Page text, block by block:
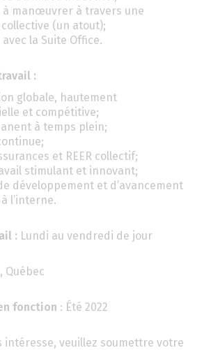
à manœuvrer à travers une
(un atout);
avec la Suite Office.
:
globale, hautement
et compétitive;
à temps plein;
et REER collectif;
stimulant et innovant;
développement et d’avancement
l’interne.
: Lundi au vendredi de jour
Québec
fonction : Été 2022
intéresse, veuillez soumettre votre